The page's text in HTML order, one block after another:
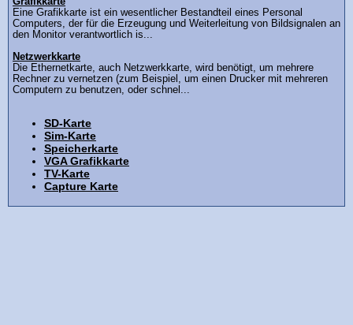
Eine Grafikkarte ist ein wesentlicher Bestandteil eines Personal
Computers, der für die Erzeugung und Weiterleitung von Bildsignalen an
den Monitor verantwortlich is...
Netzwerkkarte
Die Ethernetkarte, auch Netzwerkkarte, wird benötigt, um mehrere
Rechner zu vernetzen (zum Beispiel, um einen Drucker mit mehreren
Computern zu benutzen, oder schnel...
SD-Karte
Sim-Karte
Speicherkarte
VGA Grafikkarte
TV-Karte
Capture Karte